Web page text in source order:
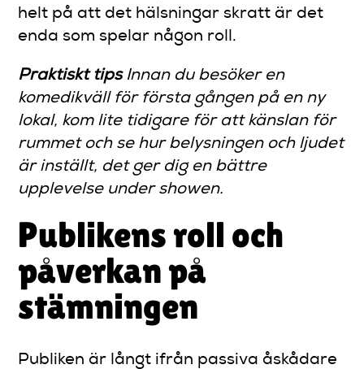
helt på att det hälsningar skratt är det
enda som spelar någon roll.
Praktiskt tips Innan du besöker en
komedikväll för första gången på en ny
lokal, kom lite tidigare för att känslan för
rummet och se hur belysningen och ljudet
är inställt, det ger dig en bättre
upplevelse under showen.
Publikens roll och
påverkan på
stämningen
Publiken är långt ifrån passiva åskådare